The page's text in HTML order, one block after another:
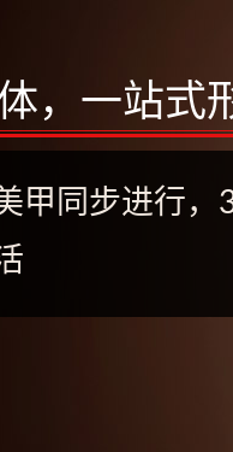
，一站式
甲同步进行